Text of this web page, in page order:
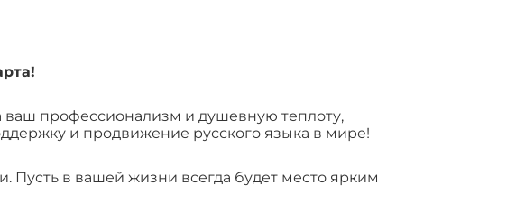
ваш профессионализм и душевную теплоту,
и продвижение русского языка в мире!
в вашей жизни всегда будет место ярким